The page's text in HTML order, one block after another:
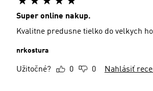
Super online nakup.
Kvalitne predusne tielko do velkych
nrkostura
Užitočné? 0 0 Nahlásiť